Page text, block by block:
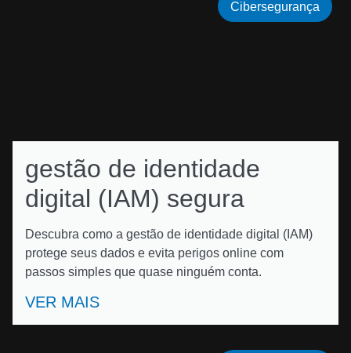
gestão de identidade
digital (IAM) segura
Descubra como a gestão de identidade digital (IAM)
protege seus dados e evita perigos online com
passos simples que quase ninguém conta.
VER MAIS
Cibersegurança